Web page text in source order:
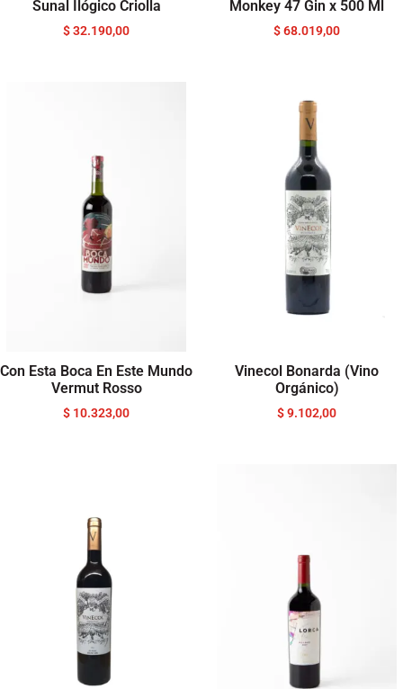
Sunal Ilógico Criolla
$32.190,00
Monkey 47 Gin x 500 Ml
$68.019,00
Con Esta Boca En Este Mundo
Vermut Rosso
$ 10.323,00
Vinecol Bonarda (Vino
Orgánico)
$9.102,00